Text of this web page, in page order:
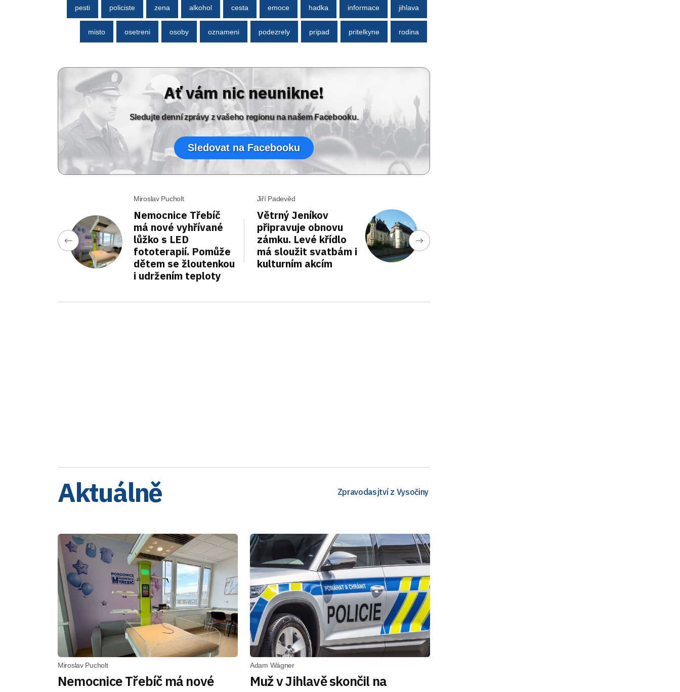
pesti policiste zena alkohol cesta emoce hadka informace jihlava
misto osetreni osoby oznameni podezrely pripad pritelkyne rodina
Ať vám nic neunikne!
Sledujte denní zprávy z vašeho regionu na našem Facebooku.
Sledovat na Facebooku
Miroslav Pucholt
Nemocnice Třebíč
má nové vyhřívané
lůžko s LED
fototerapií. Pomůže
dětem se žloutenkou
i udržením teploty
Jiří Padevěd
Větrný Jeníkov
připravuje obnovu
zámku. Levé křídlo
má sloužit svatbám i
kulturním akcím
Aktuálně Zpravodasjtví z Vysočiny
Miroslav Pucholt
Nemocnice Třebíč má nové
Adam Wágner
Muž v Jihlavě skončil na